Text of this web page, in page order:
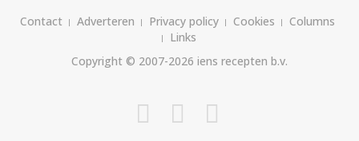
Contact Adverteren Privacy policy Cookies
Columns
Links
Copyright © 2007-2026 iens recepten b.v.